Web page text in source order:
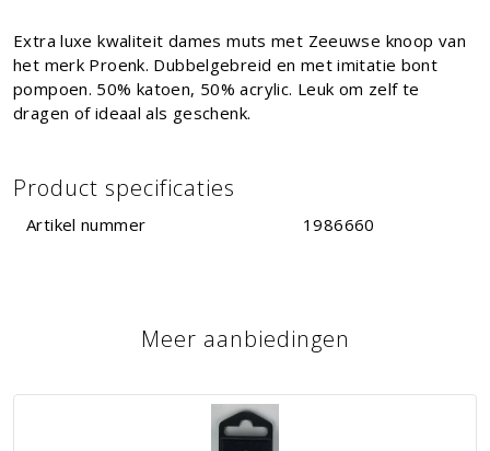
Extra luxe kwaliteit dames muts met Zeeuwse knoop van
het merk Proenk. Dubbelgebreid en met imitatie bont
pompoen. 50% katoen, 50% acrylic. Leuk om zelf te
dragen of ideaal als geschenk.
Product specificaties
Artikel nummer 1986660
Meer aanbiedingen